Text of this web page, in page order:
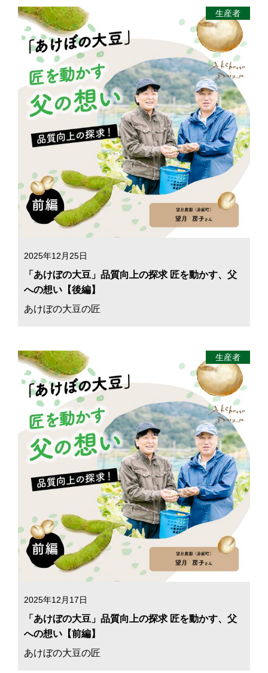
生産者
2025年12月25日
「あけぼの大豆」品質向上の探求 匠を動かす、父
への想い【後編】
あけぼの大豆の匠
生産者
2025年12月17日
「あけぼの大豆」品質向上の探求 匠を動かす、父
への想い【前編】
あけぼの大豆の匠